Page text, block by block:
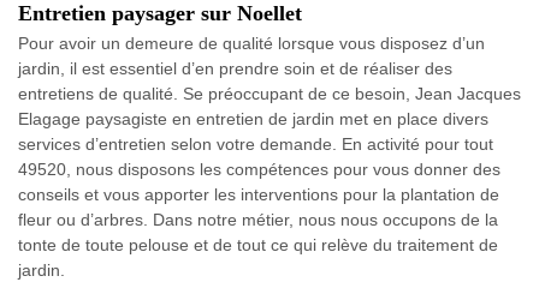
Entretien paysager sur Noellet
Pour avoir un demeure de qualité lorsque vous disposez d’un
jardin, il est essentiel d’en prendre soin et de réaliser des
entretiens de qualité. Se préoccupant de ce besoin, Jean Jacques
Elagage paysagiste en entretien de jardin met en place divers
services d’entretien selon votre demande. En activité pour tout
49520, nous disposons les compétences pour vous donner des
conseils et vous apporter les interventions pour la plantation de
fleur ou d’arbres. Dans notre métier, nous nous occupons de la
tonte de toute pelouse et de tout ce qui relève du traitement de
jardin.